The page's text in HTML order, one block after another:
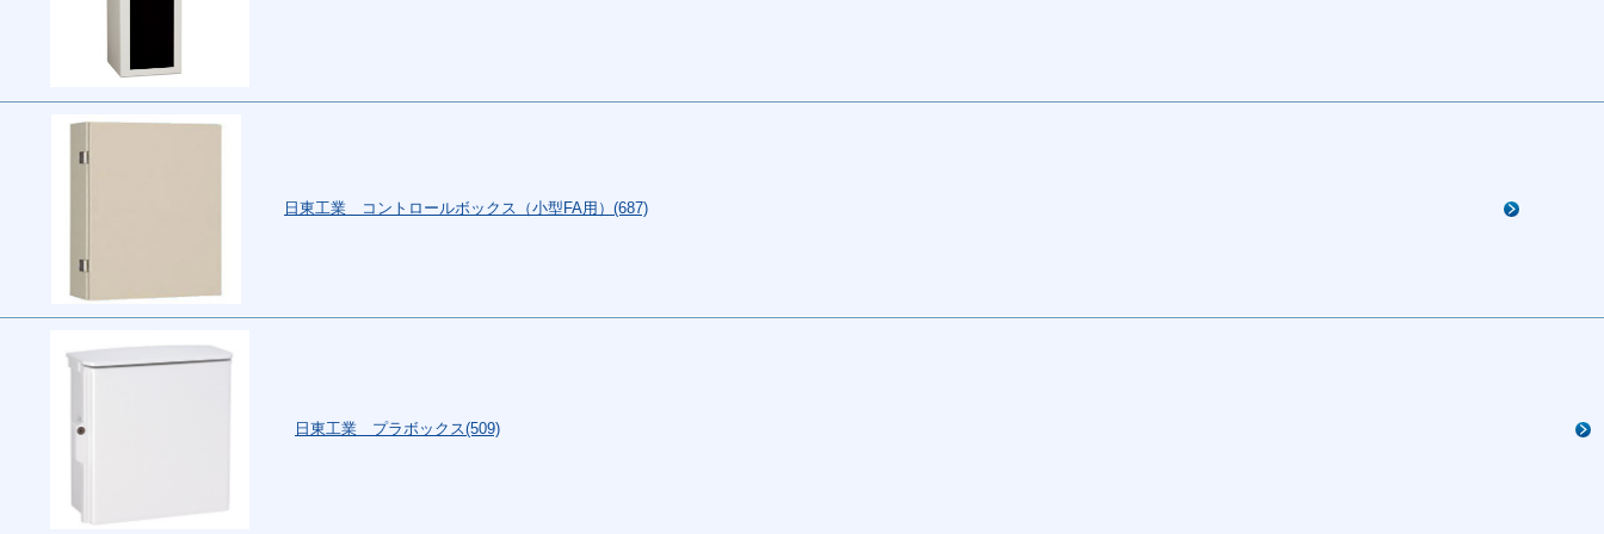
日東工業 コントロールボックス（小型FA用）(687)
日東工業 プラボックス(509)